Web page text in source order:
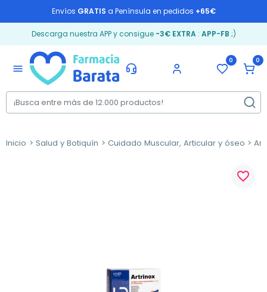
Envíos GRATIS a Península en pedidos +65€
Descarga nuestra APP y consigue -3€ EXTRA: APP-FB ;)
menu
0 0
Inicio Salud y Botiquín Cuidado Muscular, Articular y óseo
favorite_border